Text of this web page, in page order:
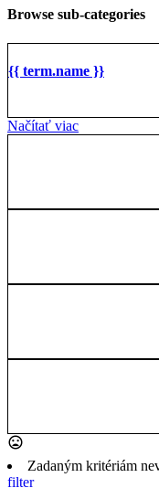
Browse sub-categories
{{ term.name }}
Načítať viac
Zadaným kritériám
filter